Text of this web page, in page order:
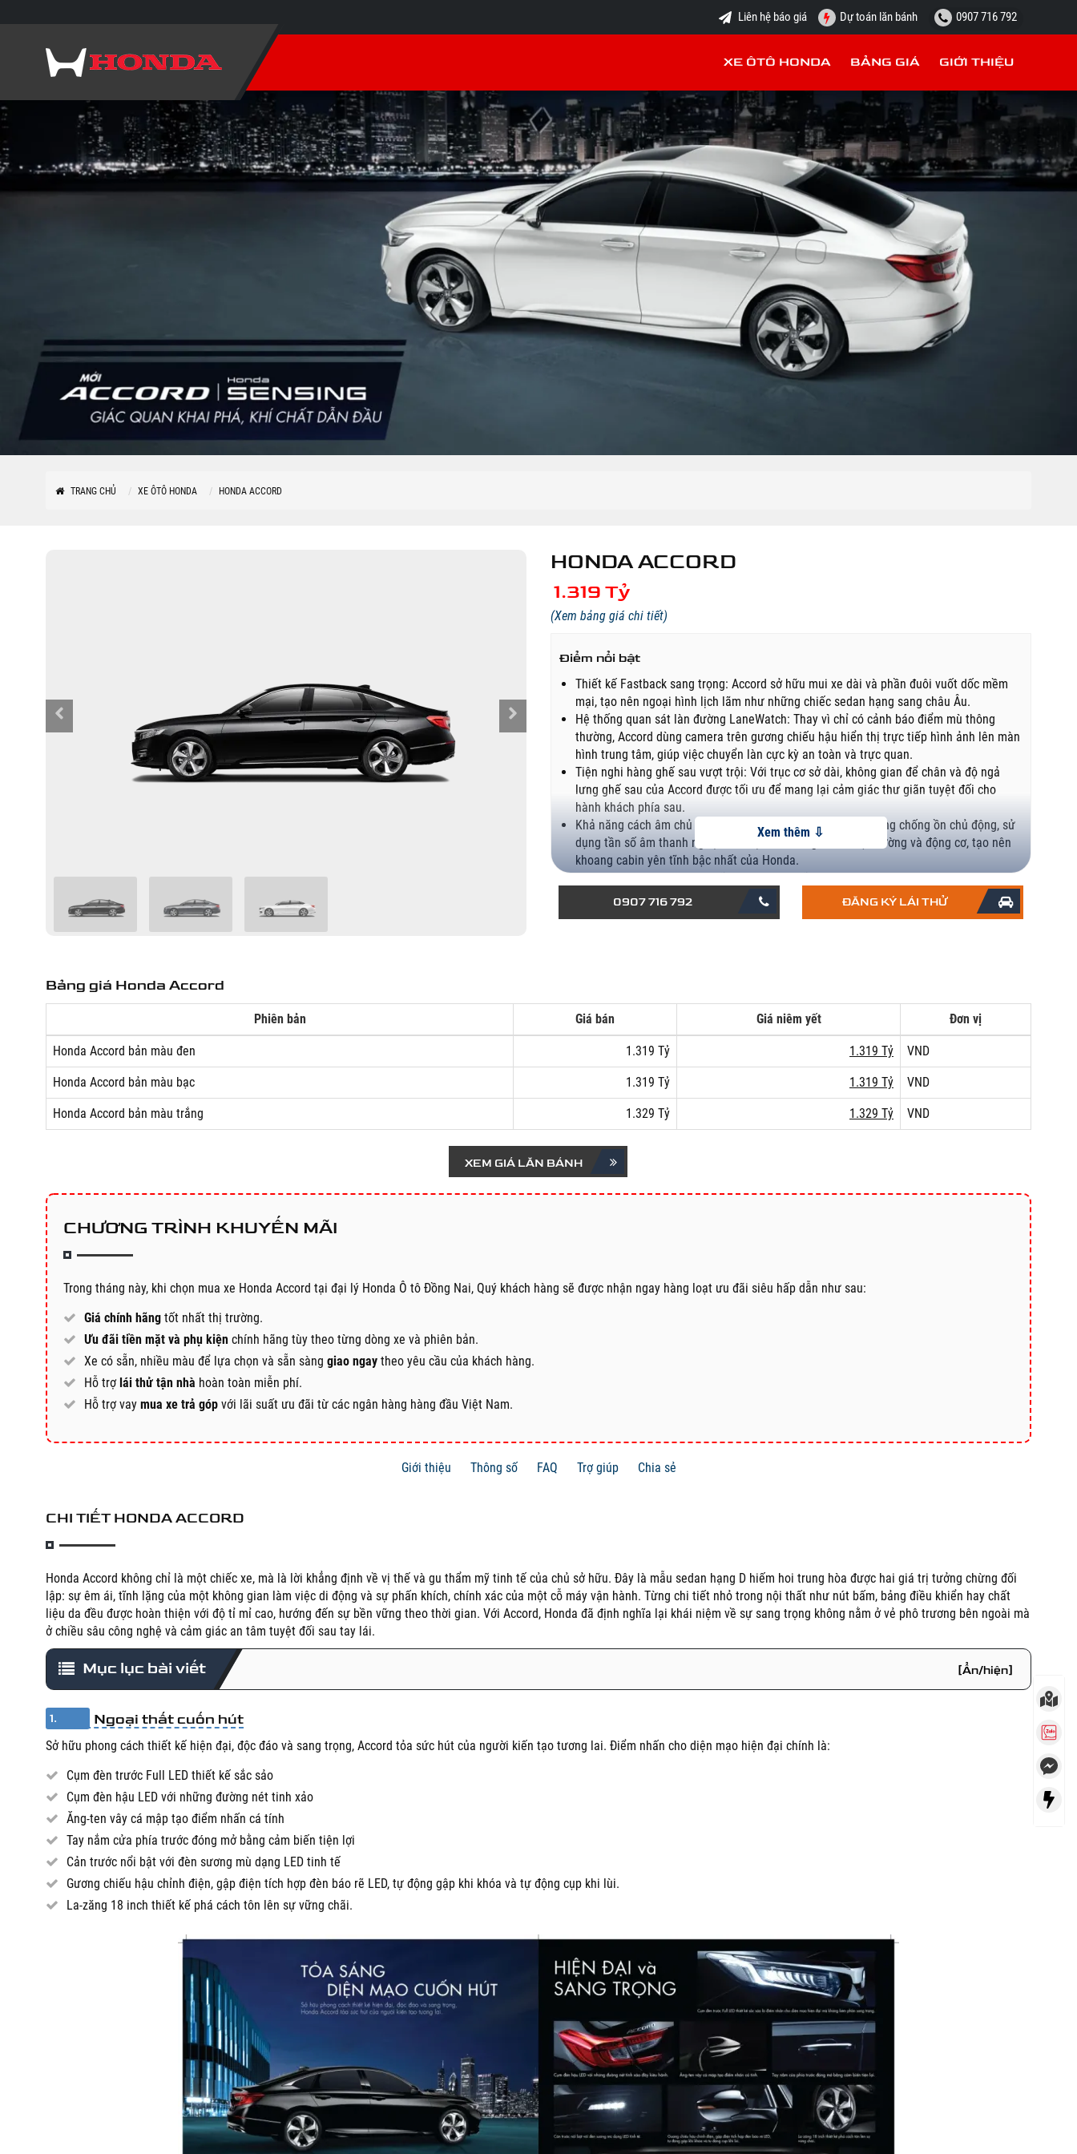
Liên hệ báo giá Dự toán lăn bánh 0907 716 792
XE ÔTÔ HONDA BẢNG GIÁ GIỚI THIỆU
TRANG CHỦ XE ÔTÔ HONDA HONDA ACCORD
HONDA ACCORD
1.319 Tỷ
(Xem bảng giá chi tiết)
Điểm nổi bật
Thiết kế Fastback sang trọng: Accord sở hữu mui xe dài và phần đuôi vuốt dốc mềm
mại, tạo nên ngoại hình lịch lãm như những chiếc sedan hạng sang châu Âu.
Hệ thống quan sát làn đường LaneWatch: Thay vì chỉ có cảnh báo điểm mù thông
thường, Accord dùng camera trên gương chiếu hậu hiển thị trực tiếp hình ảnh lên màn
hình trung tâm, giúp việc chuyển làn cực kỳ an toàn và trực quan.
Tiện nghi hàng ghế sau vượt trội: Với trục cơ sở dài, không gian để chân và độ ngả
lưng ghế sau của Accord được tối ưu để mang lại cảm giác thư giãn tuyệt đối cho
hành khách phía sau.
Khả năng cách âm chủ động (ANC): Xe được trang bị hệ thống chống ồn chủ động, sử
dụng tần số âm thanh ngược để triệt tiêu tiếng ồn từ mặt đường và động cơ, tạo nên
khoang cabin yên tĩnh bậc nhất của Honda.
Động cơ Turbo 1.5L mạnh mẽ: Dù là sedan cỡ lớn nhưng nhờ động cơ tăng áp, Accord
có khả năng bứt tốc rất nhạy và dứt khoat, kết hợp với khung gầm chắc chắn mang lại
0907 716 792 ĐĂNG KÝ LÁI THỬ
Bảng giá Honda Accord
Phiên bản Giá bán Giá niêm yết Đơn vị
Honda Accord bản màu đen 1.319 Tỷ 1.319 Tỷ VND
Honda Accord bản màu bạc 1.319 Tỷ 1.319 Tỷ VND
Honda Accord bản màu trắng 1.329 Tỷ 1.329 Tỷ VND
XEM GIÁ LĂN BÁNH
CHƯƠNG TRÌNH KHUYẾN MÃI
Trong tháng này, khi chọn mua xe Honda Accord tại đại lý Honda Ô tô Đồng Nai, Quý khách hàng sẽ được nhận ngay hàng loạt ưu đãi siêu hấp dẫn như sau:
Giá chính hãng tốt nhất thị trường.
Ưu đãi tiền mặt và phụ kiện chính hãng tùy theo từng dòng xe và phiên bản.
Xe có sẵn, nhiều màu để lựa chọn và sẵn sàng giao ngay theo yêu cầu của khách hàng.
Hỗ trợ lái thử tận nhà hoàn toàn miễn phí.
Hỗ trợ vay mua xe trả góp với lãi suất ưu đãi từ các ngân hàng hàng đầu Việt Nam.
Giới thiệu Thông số FAQ Trợ giúp Chia sẻ
CHI TIẾT HONDA ACCORD
Honda Accord không chỉ là một chiếc xe, mà là lời khẳng định về vị thế và gu thẩm mỹ tinh tế của chủ sở hữu. Đây là mẫu sedan hạng D hiếm hoi trung hòa được hai giá trị tưởng chừng đối
lập: sự êm ái, tĩnh lặng của một không gian làm việc di động và sự phấn khích, chính xác của một cỗ máy vận hành. Từng chi tiết nhỏ trong nội thất như nút bấm, bảng điều khiển hay chất
liệu da đều được hoàn thiện với độ tỉ mỉ cao, hướng đến sự bền vững theo thời gian. Với Accord, Honda đã định nghĩa lại khái niệm về sự sang trọng không nằm ở vẻ phô trương bên ngoài mà
ở chiều sâu công nghệ và cảm giác an tâm tuyệt đối sau tay lái.
Mục lục bài viết [Ẩn/hiện]
1. Ngoại thất cuốn hút
Sở hữu phong cách thiết kế hiện đại, độc đáo và sang trọng, Accord tỏa sức hút của người kiến tạo tương lai. Điểm nhấn cho diện mạo hiện đại chính là:
Cụm đèn trước Full LED thiết kế sắc sảo
Cụm đèn hậu LED với những đường nét tinh xảo
Ăng-ten vây cá mập tạo điểm nhấn cá tính
Tay nắm cửa phía trước đóng mở bằng cảm biến tiện lợi
Cản trước nổi bật với đèn sương mù dạng LED tinh tế
Gương chiếu hậu chỉnh điện, gập điện tích hợp đèn báo rẽ LED, tự động gập khi khóa và tự động cụp khi lùi.
La-zăng 18 inch thiết kế phá cách tôn lên sự vững chãi.